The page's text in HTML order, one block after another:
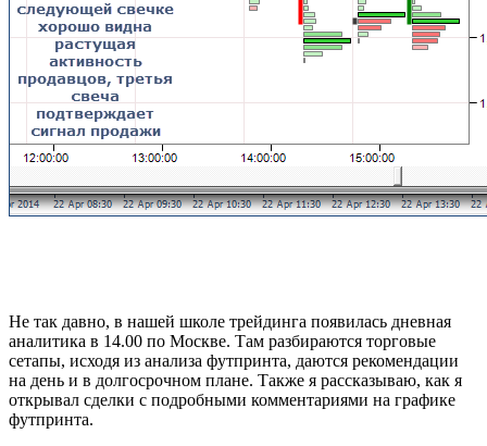
Не так давно, в нашей школе трейдинга появилась дневная
аналитика в 14.00 по Москве. Там разбираются торговые
сетапы, исходя из анализа футпринта, даются рекомендации
на день и в долгосрочном плане. Также я рассказываю, как я
открывал сделки с подробными комментариями на графике
футпринта.